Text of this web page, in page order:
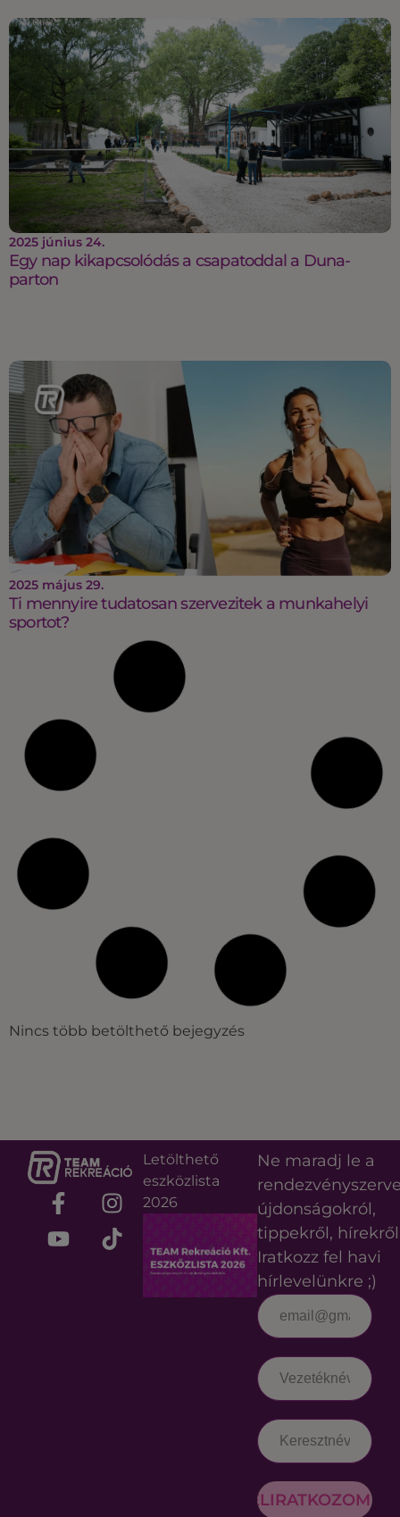
2025 június 24.
Egy nap kikapcsolódás a csapatoddal a Duna-
parton
2025 május 29.
Ti mennyire tudatosan szervezitek a munkahelyi
sportot?
Nincs több betölthető bejegyzés
Letölthető
eszközlista
2026
Ne maradj le a
újdonságokról,
tippekről,
Iratkozz fel havi
hírlevelünkre ;)
FELIRATKOZOM